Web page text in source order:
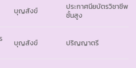
บุญสังข์
ประกาศนียบัตรวิชาชีพ
ชั้นสูง
บุญสังข์ ปริญญาตรี